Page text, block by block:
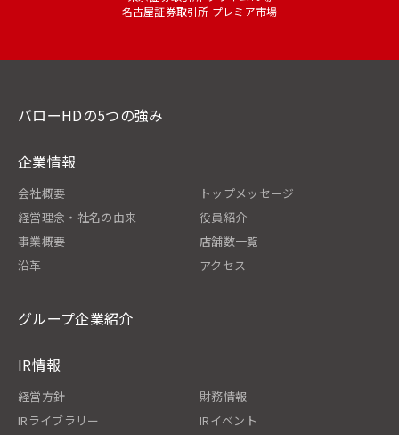
名古屋証券取引所 プレミア市場
バローHDの5つの強み
企業情報
会社概要
トップメッセージ
経営理念・社名の由来
役員紹介
事業概要
店舗数一覧
沿革
アクセス
グループ企業紹介
IR情報
経営方針
財務情報
IRライブラリー
IRイベント